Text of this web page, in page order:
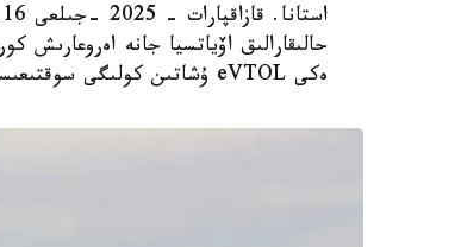
ەكى eVTOL ۇشاتىن كولىگى سوقتىعىسىپ، اپاتقا ۇشىرادى. بۇل تۋرالى Sina Finance سايتى حابارلادى.